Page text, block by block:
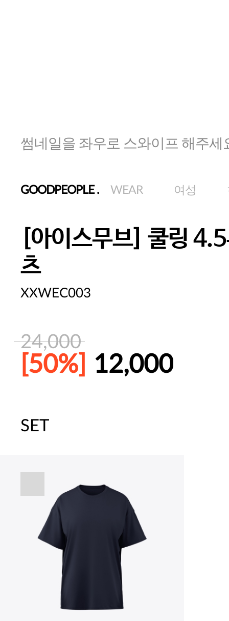
썸네일을 좌우로 스와이프 해주세
GOODPEOPLE. WEAR 여성
[아이스무브] 쿨링
츠
XXWEC003
24,000
[50%] 12,000
주말특가 20%(8.7~8.9)/5만원 이
SET